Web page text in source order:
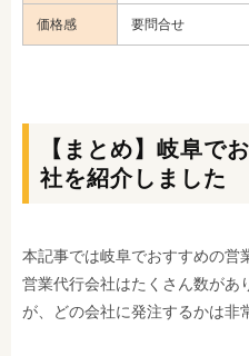
価格感 要問合せ
【まとめ】岐阜で
社を紹介しました
本記事では岐阜でおすすめの営
営業代行会社はたくさん数があ
が、どの会社に発注するかは非